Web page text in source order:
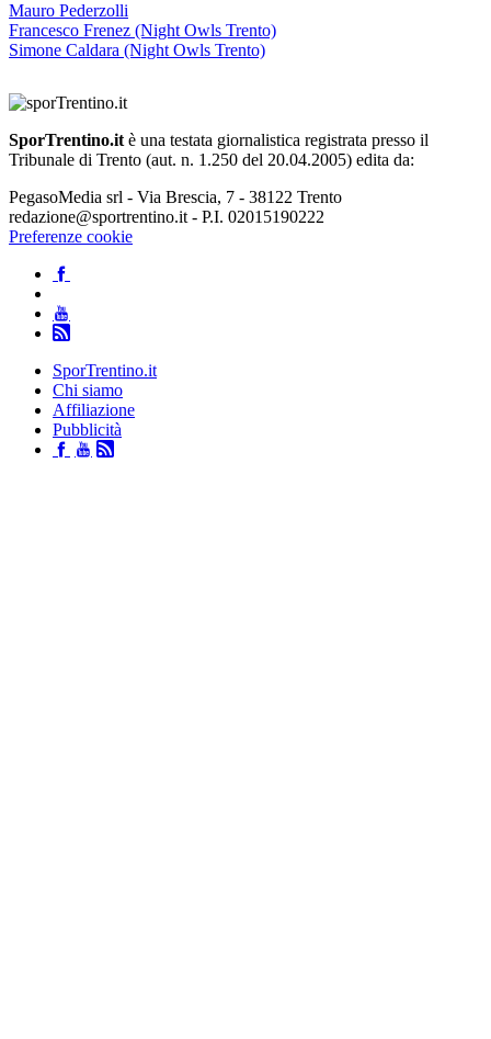
Mauro Pederzolli
Francesco Frenez (Night Owls Trento)
Simone Caldara (Night Owls Trento)
SporTrentino.it è una testata giornalistica registrata presso il
Tribunale di Trento (aut. n. 1.250 del 20.04.2005) edita da:
PegasoMedia srl - Via Brescia, 7 - 38122 Trento
redazione@sportrentino.it - P.I. 02015190222
Preferenze cookie
SporTrentino.it
Chi siamo
Affiliazione
Pubblicità